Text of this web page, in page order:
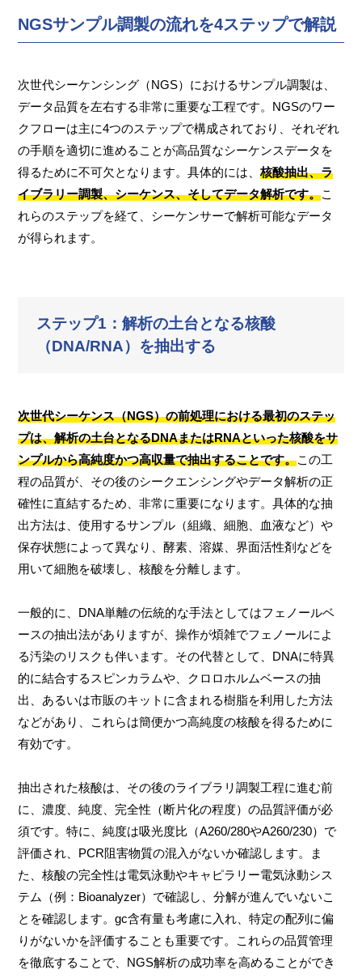
NGSサンプル調製の流れを4ステップで解説
次世代シーケンシング（NGS）におけるサンプル調製は、
データ品質を左右する非常に重要な工程です。NGSのワー
クフローは主に4つのステップで構成されており、それぞれ
の手順を適切に進めることが高品質なシーケンスデータを
得るために不可欠となります。具体的には、核酸抽出、ラ
イブラリー調製、シーケンス、そしてデータ解析です。こ
れらのステップを経て、シーケンサーで解析可能なデータ
が得られます。
ステップ1：解析の土台となる核酸
（DNA/RNA）を抽出する
次世代シーケンス（NGS）の前処理における最初のステッ
プは、解析の土台となるDNAまたはRNAといった核酸をサ
ンプルから高純度かつ高収量で抽出することです。この工
程の品質が、その後のシークエンシングやデータ解析の正
確性に直結するため、非常に重要になります。具体的な抽
出方法は、使用するサンプル（組織、細胞、血液など）や
保存状態によって異なり、酵素、溶媒、界面活性剤などを
用いて細胞を破壊し、核酸を分離します。
一般的に、DNA単離の伝統的な手法としてはフェノールベ
ースの抽出法がありますが、操作が煩雑でフェノールによ
る汚染のリスクも伴います。その代替として、DNAに特異
的に結合するスピンカラムや、クロロホルムベースの抽
出、あるいは市販のキットに含まれる樹脂を利用した方法
などがあり、これらは簡便かつ高純度の核酸を得るために
有効です。
抽出された核酸は、その後のライブラリ調製工程に進む前
に、濃度、純度、完全性（断片化の程度）の品質評価が必
須です。特に、純度は吸光度比（A260/280やA260/230）で
評価され、PCR阻害物質の混入がないか確認します。ま
た、核酸の完全性は電気泳動やキャピラリー電気泳動シス
テム（例：Bioanalyzer）で確認し、分解が進んでいないこ
とを確認します。gc含有量も考慮に入れ、特定の配列に偏
りがないかを評価することも重要です。これらの品質管理
を徹底することで、NGS解析の成功率を高めることができ